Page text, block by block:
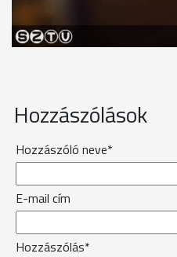
Hozzászólások
Hozzászóló neve*
E-mail cím
Hozzászólás*